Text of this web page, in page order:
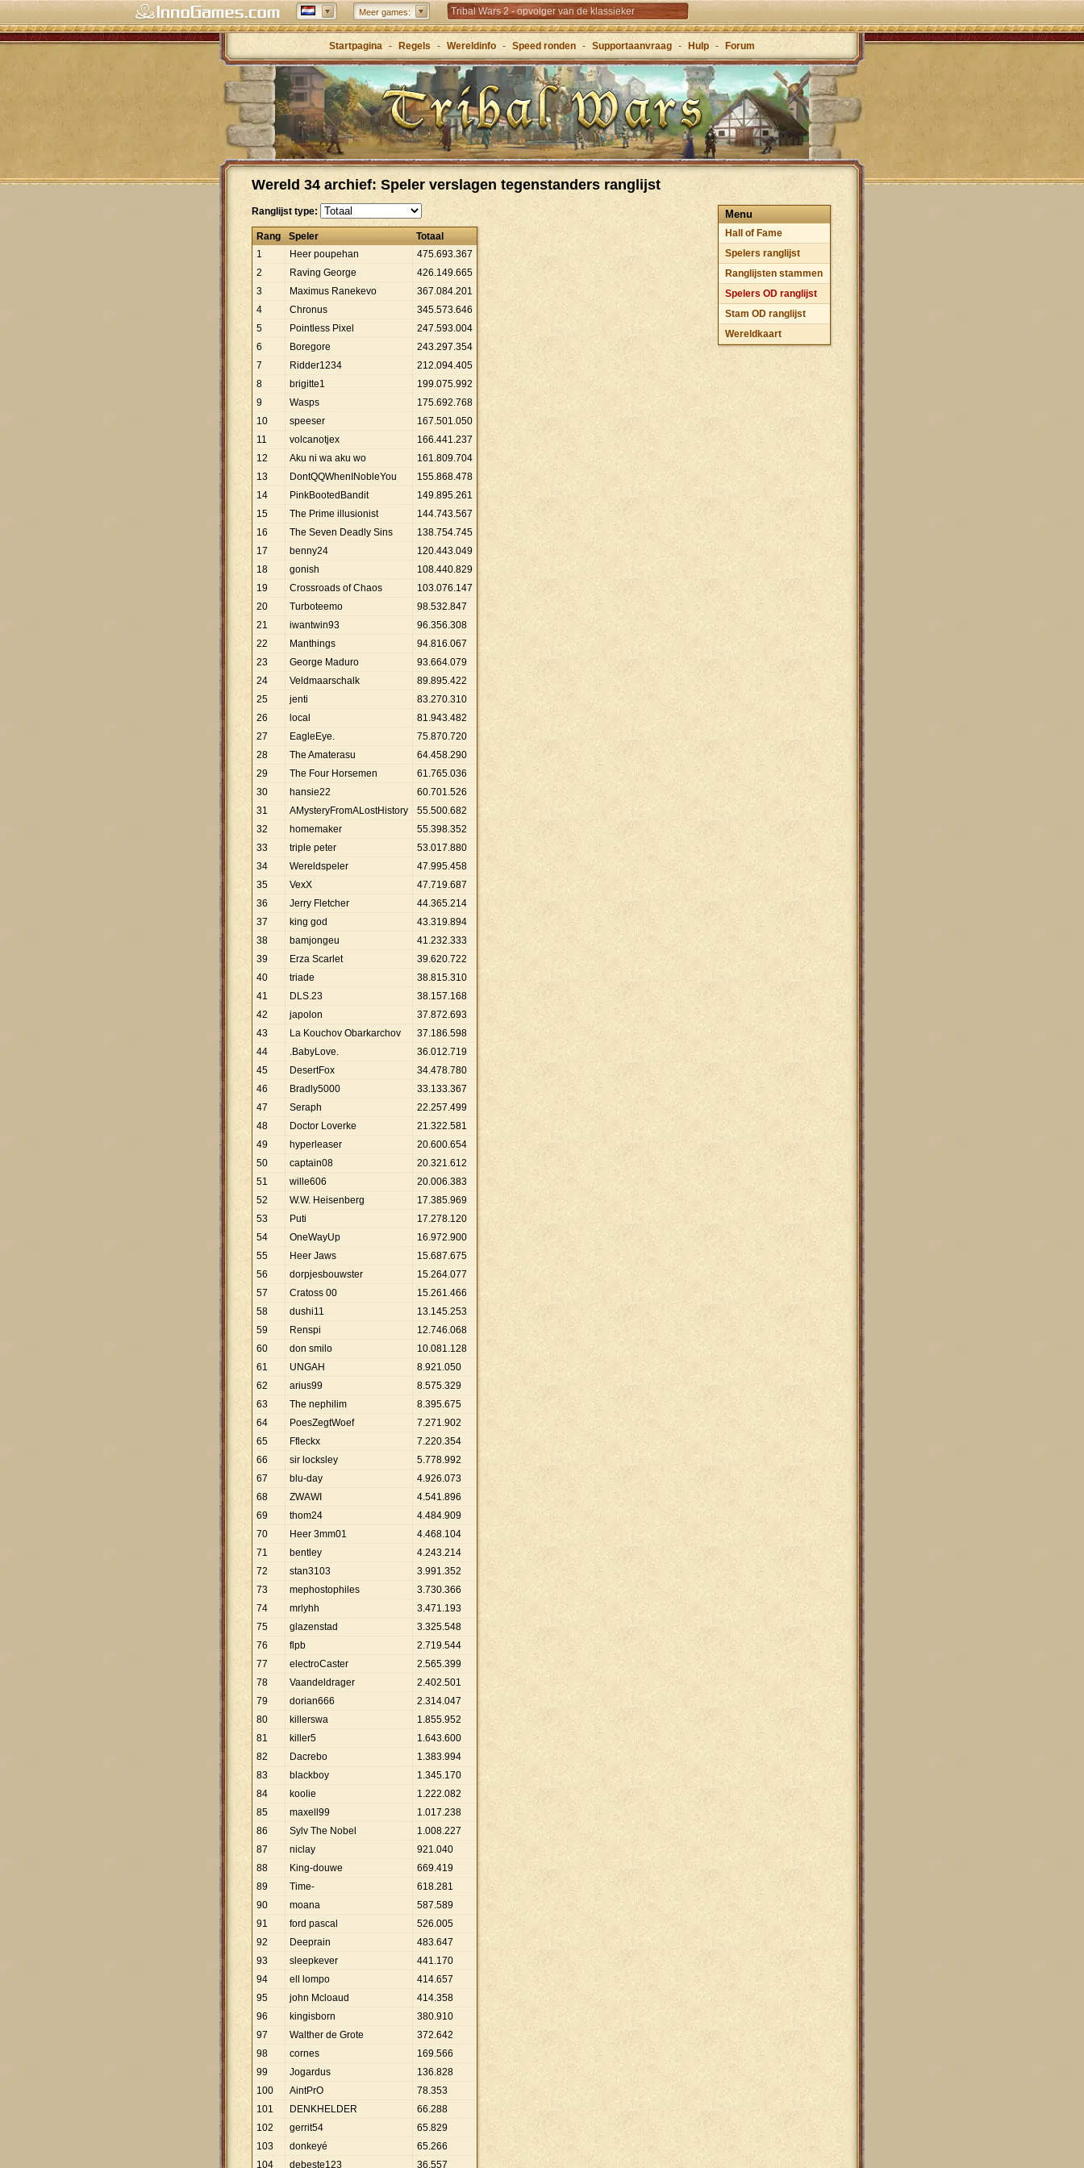
Meer games: Tribal Wars 2 - opvolger van de klassieker
Forge of Empires – Strategisch door de eeuwen
heen
Grepolis – Sticht je rijk in het oude Griekenland
Startpagina - Regels - Wereldinfo - Speed ronden - Supportaanvraag - Hulp - Forum
Wereld 34 archief: Speler verslagen tegenstanders ranglijst
Menu
Hall of Fame
Spelers ranglijst
Ranglijsten stammen
Spelers OD ranglijst
Stam OD ranglijst
Wereldkaart
Ranglijst type:
Rang Speler
Totaal
1
Heer poupehan 475.693.367
2
Raving George 426.149.665
3
Maximus Ranekevo 367.084.201
4
Chronus 345.573.646
5
Pointless Pixel 247.593.004
6
Boregore 243.297.354
7
Ridder1234 212.094.405
8
brigitte1 199.075.992
9
Wasps 175.692.768
10
speeser 167.501.050
11
volcanotjex 166.441.237
12
Aku ni wa aku wo 161.809.704
13
DontQQWhenINobleYou 155.868.478
14
PinkBootedBandit 149.895.261
15
The Prime illusionist 144.743.567
16
The Seven Deadly Sins 138.754.745
17
benny24 120.443.049
18
gonish 108.440.829
19
Crossroads of Chaos 103.076.147
20
Turboteemo 98.532.847
21
iwantwin93 96.356.308
22
Manthings 94.816.067
23
George Maduro 93.664.079
24
Veldmaarschalk 89.895.422
25
jenti 83.270.310
26
local 81.943.482
27
EagleEye. 75.870.720
28
The Amaterasu 64.458.290
29
The Four Horsemen 61.765.036
30
hansie22 60.701.526
31
AMysteryFromALostHistory 55.500.682
32
homemaker 55.398.352
33
triple peter 53.017.880
34
Wereldspeler 47.995.458
35
VexX 47.719.687
36
Jerry Fletcher 44.365.214
37
king god 43.319.894
38
bamjongeu 41.232.333
39
Erza Scarlet 39.620.722
40
triade 38.815.310
41
DLS.23 38.157.168
42
japolon 37.872.693
43
La Kouchov Obarkarchov 37.186.598
44
.BabyLove. 36.012.719
45
DesertFox 34.478.780
46
Bradly5000 33.133.367
47
Seraph 22.257.499
48
Doctor Loverke 21.322.581
49
hyperleaser 20.600.654
50
captain08 20.321.612
51
wille606 20.006.383
52
W.W. Heisenberg 17.385.969
53
Puti 17.278.120
54
OneWayUp 16.972.900
55
Heer Jaws 15.687.675
56
dorpjesbouwster 15.264.077
57
Cratoss 00 15.261.466
58
dushi11 13.145.253
59
Renspi 12.746.068
60
don smilo 10.081.128
61
UNGAH 8.921.050
62
arius99 8.575.329
63
The nephilim 8.395.675
64
PoesZegtWoef 7.271.902
65
Ffleckx 7.220.354
66
sir locksley 5.778.992
67
blu-day 4.926.073
68
ZWAWI 4.541.896
69
thom24 4.484.909
70
Heer 3mm01 4.468.104
71
bentley 4.243.214
72
stan3103 3.991.352
73
mephostophiles 3.730.366
74
mrlyhh 3.471.193
75
glazenstad 3.325.548
76
flpb 2.719.544
77
electroCaster 2.565.399
78
Vaandeldrager 2.402.501
79
dorian666 2.314.047
80
killerswa 1.855.952
81
killer5 1.643.600
82
Dacrebo 1.383.994
83
blackboy 1.345.170
84
koolie 1.222.082
85
maxell99 1.017.238
86
Sylv The Nobel 1.008.227
87
niclay 921.040
88
King-douwe 669.419
89
Time- 618.281
90
moana 587.589
91
ford pascal 526.005
92
Deeprain 483.647
93
sleepkever 441.170
94
ell lompo 414.657
95
john Mcloaud 414.358
96
kingisborn 380.910
97
Walther de Grote 372.642
98
cornes 169.566
99
Jogardus 136.828
100
AintPrO 78.353
101
DENKHELDER 66.288
102
gerrit54 65.829
103
donkeyé 65.266
104
debeste123 36.557